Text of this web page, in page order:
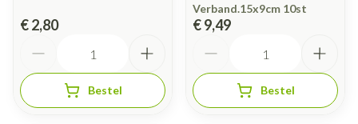
€ 2,80
Bestel
Verband.15x9cm 10st
€ 9,49
Bestel